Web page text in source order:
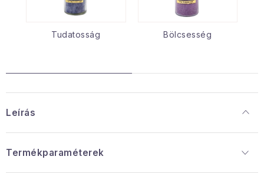
Tudatosság Bölcsesség
Leírás
Termékparaméterek